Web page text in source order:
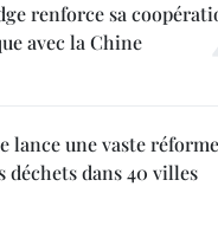
renforce sa
avec la Chine
lance une vaste
déchets dans 40 villes